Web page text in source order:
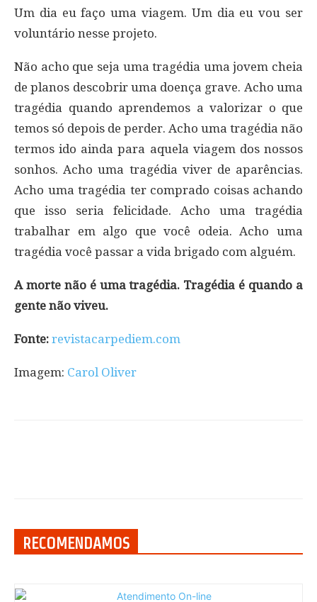
Um dia eu faço uma viagem. Um dia eu vou ser
voluntário nesse projeto.
Não acho que seja uma tragédia uma jovem cheia
de planos descobrir uma doença grave. Acho uma
tragédia quando aprendemos a valorizar o que
temos só depois de perder. Acho uma tragédia não
termos ido ainda para aquela viagem dos nossos
sonhos. Acho uma tragédia viver de aparências.
Acho uma tragédia ter comprado coisas achando
que isso seria felicidade. Acho uma tragédia
trabalhar em algo que você odeia. Acho uma
tragédia você passar a vida brigado com alguém.
A morte não é uma tragédia. Tragédia é quando a
gente não viveu.
Fonte: revistacarpediem.com
Imagem: Carol Oliver
RECOMENDAMOS